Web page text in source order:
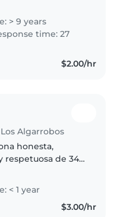
con los niños
y creativos que
la
> 9 years
time: 27
$2.00/hr
Algarrobos
honesta,
respetuosa de 34
el cuidado de
de adultos
gusta aprender
< 1 year
$3.00/hr